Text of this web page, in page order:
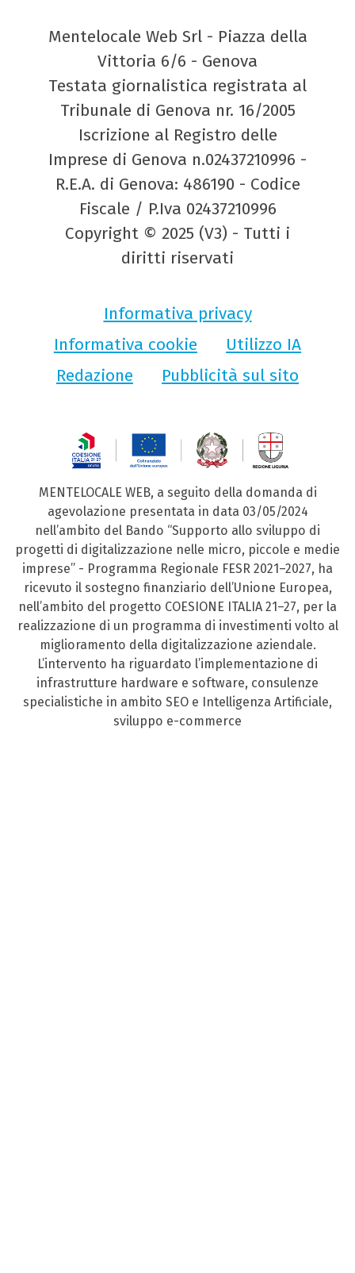
Mentelocale Web Srl - Piazza della
Vittoria 6/6 - Genova
Testata giornalistica registrata al
Tribunale di Genova nr. 16/2005
Iscrizione al Registro delle
Imprese di Genova n.02437210996 -
R.E.A. di Genova: 486190 - Codice
Fiscale / P.Iva 02437210996
Copyright © 2025 (V3) - Tutti i
diritti riservati
Informativa privacy
Informativa cookie
Utilizzo IA
Redazione
Pubblicità sul sito
MENTELOCALE WEB, a seguito della domanda di
agevolazione presentata in data 03/05/2024
nell’ambito del Bando “Supporto allo sviluppo di
progetti di digitalizzazione nelle micro, piccole e medie
imprese” - Programma Regionale FESR 2021–2027, ha
ricevuto il sostegno finanziario dell’Unione Europea,
nell’ambito del progetto COESIONE ITALIA 21–27, per la
realizzazione di un programma di investimenti volto al
miglioramento della digitalizzazione aziendale.
L’intervento ha riguardato l’implementazione di
infrastrutture hardware e software, consulenze
specialistiche in ambito SEO e Intelligenza Artificiale,
sviluppo e-commerce